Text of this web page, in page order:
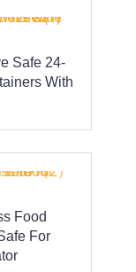
Safe 24-
With
Food
For